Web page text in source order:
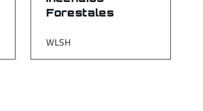
WLSH
Forestales